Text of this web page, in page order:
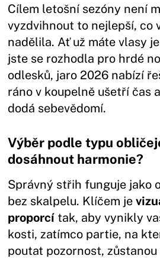
Cílem letošní sezóny není
vyzdvihnout to nejlepší, co
nadělila. Ať už máte vlasy
jste se rozhodla pro hrdé
odlesků, jaro 2026 nabízí
ráno v koupelně ušetří čas
dodá sebevědomí.
Výběr podle typu
dosáhnout harmonie?
Správný střih funguje jako
bez skalpelu. Klíčem je
proporcí tak, aby vynikly
kosti, zatímco partie, na
poutat pozornost,